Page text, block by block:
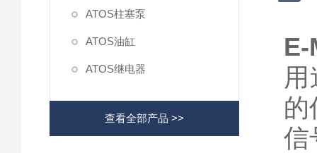
ATOS柱塞泵
ATOS油缸
ATOS继电器
查看全部产品 >>
的
信